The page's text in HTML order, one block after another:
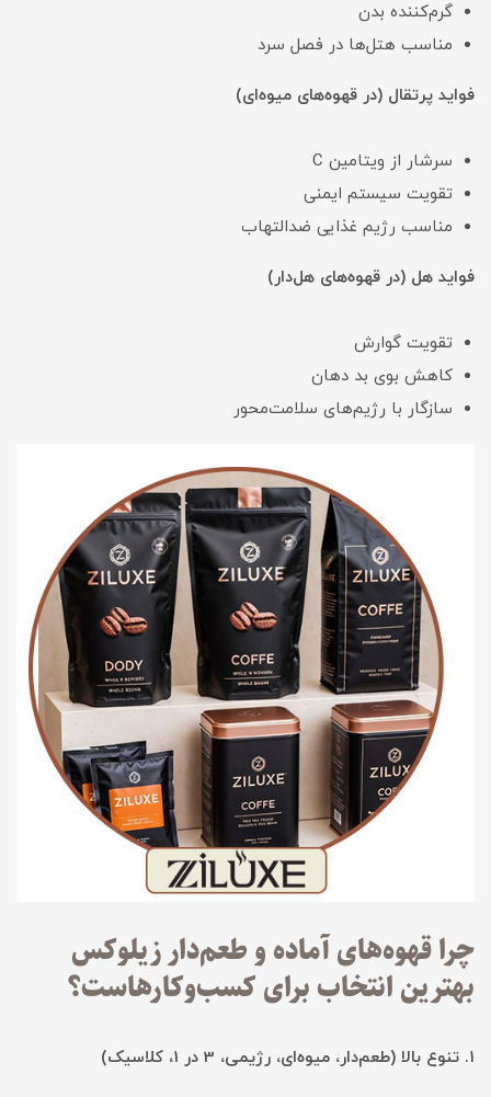
گرم‌کننده بدن
مناسب هتل‌ها در فصل سرد
فواید پرتقال (در قهوه‌های میوه‌ای)
سرشار از ویتامین C
تقویت سیستم ایمنی
مناسب رژیم غذایی ضدالتهاب
فواید هل (در قهوه‌های هل‌دار)
تقویت گوارش
کاهش بوی بد دهان
سازگار با رژیم‌های سلامت‌محور
چرا قهوه‌های آماده و طعم‌دار زیلوکس
بهترین انتخاب برای کسب‌وکارهاست؟
۱. تنوع بالا (طعم‌دار، میوه‌ای، رژیمی، 3 در 1، کلاسیک)